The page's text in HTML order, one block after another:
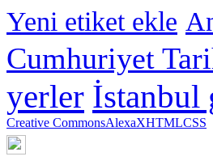
Yeni etiket ekle
Cumhuriyet
yerler İstanbul
Creative CommonsAlexaXHTMLCSS